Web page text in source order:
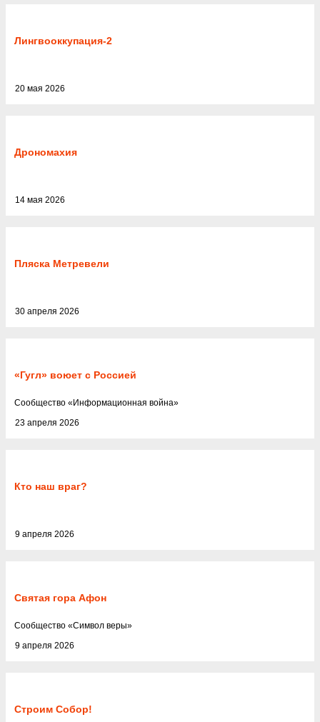
Лингвооккупация-2
20 мая 2026
Дрономахия
14 мая 2026
Пляска Метревели
30 апреля 2026
«Гугл» воюет с Россией
23 апреля 2026
Cообщество « Информационная война»
Кто наш враг?
9 апреля 2026
Святая гора Афон
9 апреля 2026
Cообщество «Символ веры»
Строим Собор!